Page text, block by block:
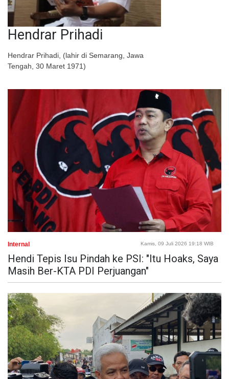
Hendrar Prihadi
Hendrar Prihadi, (lahir di Semarang, Jawa
Tengah, 30 Maret 1971)
Internal Kamis, 09 Juli 2026 19:18 WIB
Hendi Tepis Isu Pindah ke PSI: "Itu Hoaks, Saya
Masih Ber-KTA PDI Perjuangan"